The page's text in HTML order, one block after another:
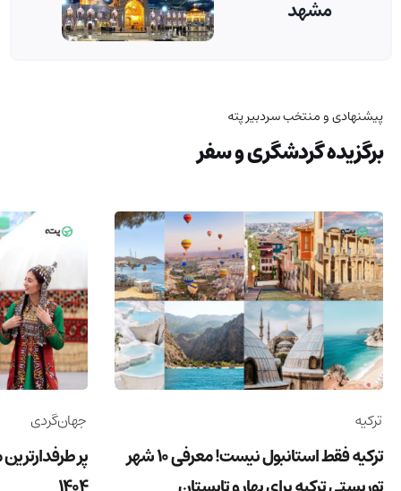
مشهد
پیشنهادی و منتخب سردبیر پته
برگزیده گردشگری و سفر
ترکیه
ترکیه فقط استانبول نیست! معرفی 10 شهر
جهان‌گردی
پر